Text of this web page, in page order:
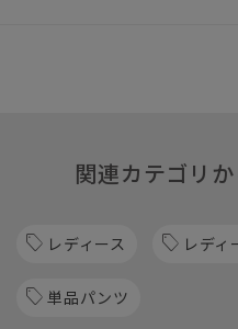
関連カテゴリ
レディース レディ
単品パンツ